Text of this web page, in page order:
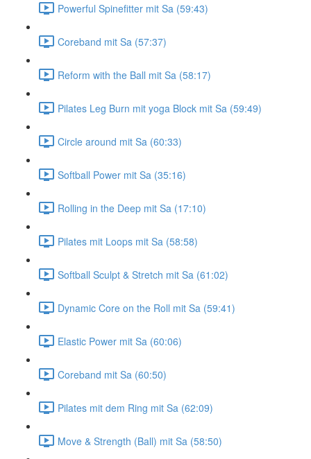
Powerful Spinefitter mit Sa (59:43)
Coreband mit Sa (57:37)
Reform with the Ball mit Sa (58:17)
Pilates Leg Burn mit yoga Block mit Sa (59:49)
Circle around mit Sa (60:33)
Softball Power mit Sa (35:16)
Rolling in the Deep mit Sa (17:10)
Pilates mit Loops mit Sa (58:58)
Softball Sculpt & Stretch mit Sa (61:02)
Dynamic Core on the Roll mit Sa (59:41)
Elastic Power mit Sa (60:06)
Coreband mit Sa (60:50)
Pilates mit dem Ring mit Sa (62:09)
Move & Strength (Ball) mit Sa (58:50)